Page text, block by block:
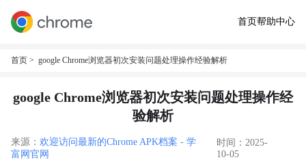
首页帮助中心
首页 > google Chrome浏览器初次安装问题处理操作经验解析
google Chrome浏览器初次安装问题处理操作经
验解析
来源： 欢迎访问最新的Chrome APK档案 - 学
富网官网
时间：2025-
10-05